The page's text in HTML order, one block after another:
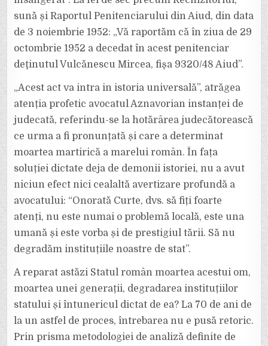
sună și Raportul Penitenciarului din Aiud, din data
de 3 noiembrie 1952: „Vă raportăm că în ziua de 29
octombrie 1952 a decedat în acest penitenciar
deţinutul Vulcănescu Mircea, fişa 9320/48 Aiud”.
„Acest act va intra in istoria universală”, atrăgea
atenția profetic avocatul Aznavorian instanței de
judecată, referindu-se la hotărârea judecătorească
ce urma a fi pronunțată și care a determinat
moartea martirică a marelui român. În fața
soluției dictate deja de demonii istoriei, nu a avut
niciun efect nici cealaltă avertizare profundă a
avocatului: “Onorată Curte, dvs. să fiți foarte
atenți, nu este numai o problemă locală, este una
umană și este vorba și de prestigiul tării. Să nu
degradăm instituțiile noastre de stat”.
A reparat astăzi Statul român moartea acestui om,
moartea unei generații, degradarea instituțiilor
statului și întunericul dictat de ea? La 70 de ani de
la un astfel de proces, întrebarea nu e pusă retoric.
Prin prisma metodologiei de analiză definite de